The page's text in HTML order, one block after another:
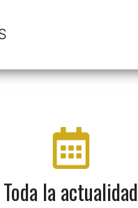
Toda la actualidad